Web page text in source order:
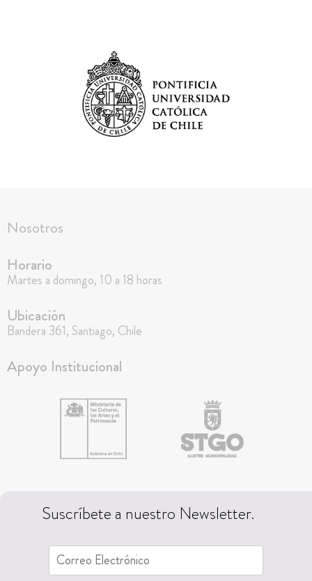
Nosotros
Horario
Martes a domingo, 10 a 18 horas
Ubicación
Bandera 361, Santiago, Chile
Apoyo Institucional
Suscríbete a nuestro Newsletter.